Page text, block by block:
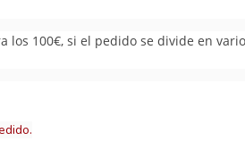
100€, si el pedido se divide en